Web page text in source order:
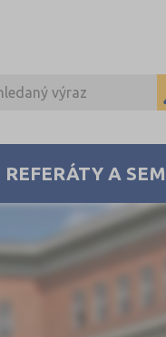
REFERÁTY A